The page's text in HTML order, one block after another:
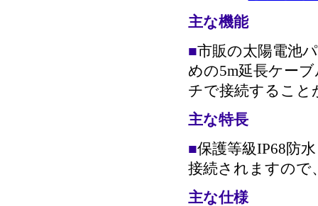
主な機能
■市販の太陽電池
めの5m延長ケー
チで接続すること
主な特長
■保護等級IP68防
接続されますので
主な仕様